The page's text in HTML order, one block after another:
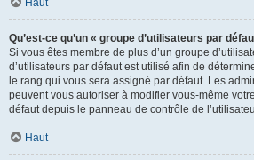
Haut
Qu’est-ce qu’un « groupe d’utilisateurs par
Si vous êtes membre de plus d’un groupe
d’utilisateurs par défaut est utilisé afin de
le rang qui vous sera assigné par défaut. Les
peuvent vous autoriser à modifier vous-même
défaut depuis le panneau de contrôle de
Haut